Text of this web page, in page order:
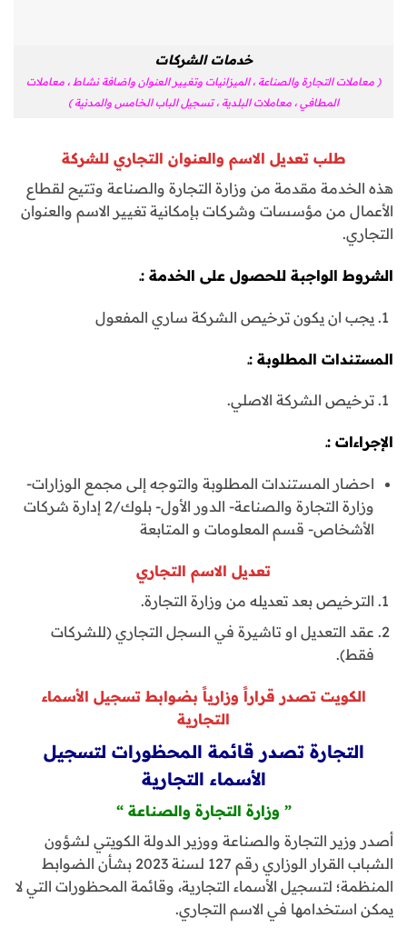
خدمات الشركات
( معاملات التجارة والصناعة ، الميزانيات وتغيير العنوان واضافة نشاط ، معاملات
المطافي ، معاملات البلدية ، تسجيل الباب الخامس والمدنية )
طلب تعديل الاسم والعنوان التجاري للشركة
هذه الخدمة مقدمة من وزارة التجارة والصناعة وتتيح لقطاع
الأعمال من مؤسسات وشركات بإمكانية تغيير الاسم والعنوان
التجاري.
الشروط الواجبة للحصول على الخدمة :ـ
يجب ان يكون ترخيص الشركة ساري المفعول
المستندات المطلوبة :ـ
ترخيص الشركة الاصلي.
الإجراءات :ـ
احضار المستندات المطلوبة والتوجه إلى مجمع الوزارات-
وزارة التجارة والصناعة- الدور الأول- بلوك/2 إدارة شركات
الأشخاص- قسم المعلومات و المتابعة
تعديل الاسم التجاري
الترخيص بعد تعديله من وزارة التجارة.
عقد التعديل او تاشيرة في السجل التجاري (للشركات
فقط).
الكويت تصدر قراراً وزارياً بضوابط تسجيل الأسماء
التجارية
التجارة تصدر قائمة المحظورات لتسجيل
الأسماء التجارية
” وزارة التجارة والصناعة “
أصدر وزير التجارة والصناعة ووزير الدولة الكويتي لشؤون
الشباب القرار الوزاري رقم 127 لسنة 2023 بشأن الضوابط
المنظمة؛ لتسجيل الأسماء التجارية، وقائمة المحظورات التي لا
يمكن استخدامها في الاسم التجاري.